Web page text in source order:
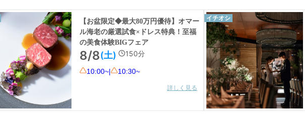
【お盆限定◆最大80万円優待】オマー
ル海老の厳選試食×ドレス特典！至福
の美食体験BIGフェア
8/8(土) 150分
10:00~| 10:30~
詳しく見る
イチオシ